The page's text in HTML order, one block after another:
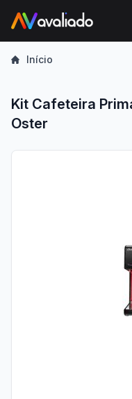
Início
Kit Cafeteira
Oster